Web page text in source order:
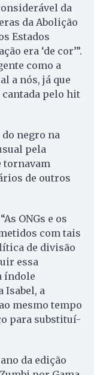
da
da Abolição
Estados
era ‘de cor’”.
como a
a nós, já que
cantada pelo hit
negro na
pela
tornavam
de outros
ONGs e os
com tais
de divisão
essa
índole
Isabel, a
mesmo tempo
para substituí-
da edição